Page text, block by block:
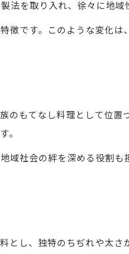
単ガイドで理解を深める
い関係性
法を取り入れ、徐々に地域
です。このような変化
もてなし料理として位
。
域社会の絆を深める役割
し、独特のちぢれや太